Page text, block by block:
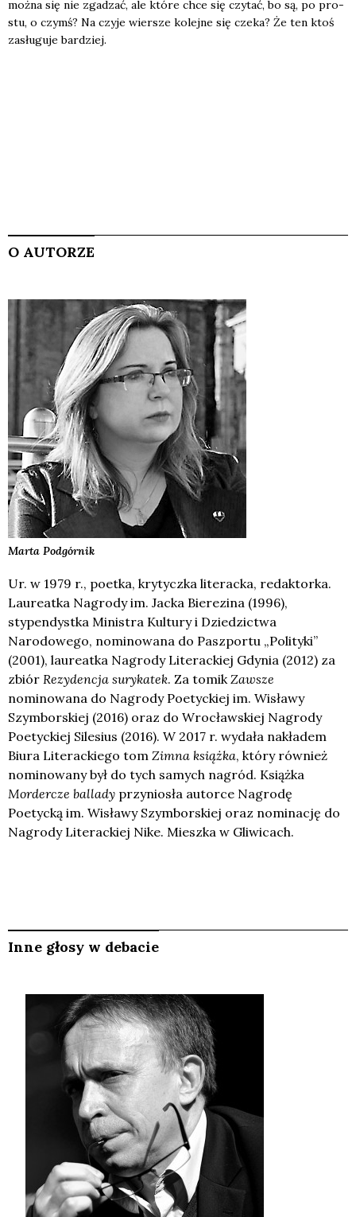
moż­na się nie zga­dzać, ale któ­re chce się czy­tać, bo są, po pro­
stu, o czymś? Na czy­je wier­sze kolej­ne się cze­ka? Że ten ktoś
zasłu­gu­je bar­dziej.
O AUTORZE
Marta Podgórnik
Ur. w 1979 r., poetka, krytyczka literacka, redaktorka.
Laureatka Nagrody im. Jacka Bierezina (1996),
stypendystka Ministra Kultury i Dziedzictwa
Narodowego, nominowana do Paszportu „Polityki”
(2001), laureatka Nagrody Literackiej Gdynia (2012) za
zbiór Rezydencja surykatek. Za tomik Zawsze
nominowana do Nagrody Poetyckiej im. Wisławy
Szymborskiej (2016) oraz do Wrocławskiej Nagrody
Poetyckiej Silesius (2016). W 2017 r. wydała nakładem
Biura Literackiego tom Zimna książka, który również
nominowany był do tych samych nagród. Książka
Mordercze ballady przyniosła autorce Nagrodę
Poetycką im. Wisławy Szymborskiej oraz nominację do
Nagrody Literackiej Nike. Mieszka w Gliwicach.
Inne głosy w debacie